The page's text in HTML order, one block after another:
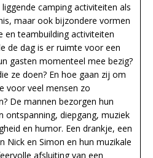
camping activiteiten als
maar ook bijzondere vormen
en teambuilding activiteiten
de dag is er ruimte voor een
gasten momenteel mee bezig?
ze doen? En hoe gaan zij om
voor veel mensen zo
De mannen bezorgen hun
ontspanning, diepgang, muziek
en humor. Een drankje, een
Nick en Simon en hun muzikale
afsluiting van een